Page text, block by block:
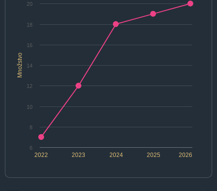
Množstvo
2022 2024 2026
2023 2025
6
8
10
12
14
16
18
20